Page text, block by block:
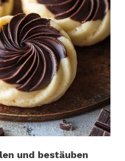
und bestäuben